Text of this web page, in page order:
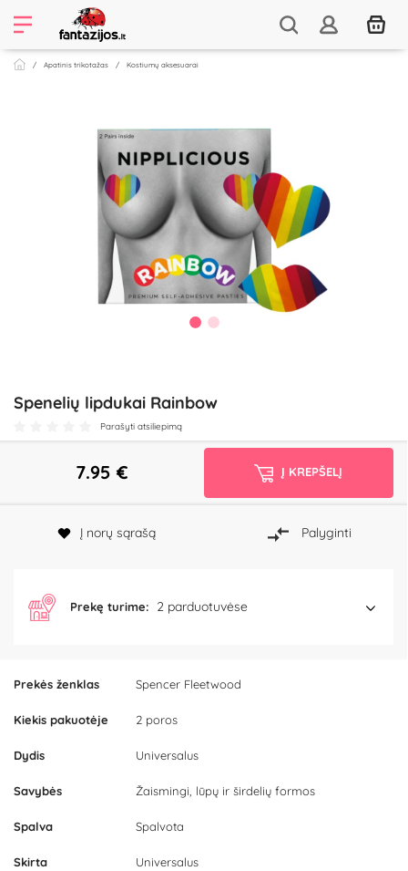
Apatinis trikotažas Kostiumų aksesuarai
Spenelių lipdukai Rainbow
Parašyti atsiliepimą
Prekės ženklas Spencer Fleetwood
Kiekis pakuotėje 2 poros
Dydis Universalus
Savybės Žaismingi, lūpų ir širdelių formos
Spalva Spalvota
Skirta Universalus
7.95 € Į KREPŠELĮ
Į norų sąrašą Palyginti
Prekę turime: 2 parduotuvėse